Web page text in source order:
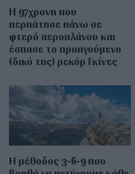
Η 97χρονη που
περπάτησε πάνω σε
φτερό αεροπλάνου και
έσπασε το προηγούμενο
(δικό της) ρεκόρ Γκίνες
Η μέθοδος 3-6-9 που